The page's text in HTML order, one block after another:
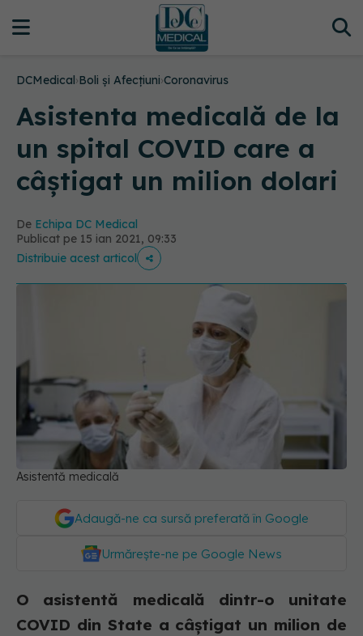
DCMedical›Boli și Afecțiuni›Coronavirus
Asistenta medicală de la
un spital COVID care a
câștigat un milion dolari
De Echipa DC Medical
Publicat pe 15 ian 2021, 09:33
Distribuie acest articol
Asistentă medicală
Adaugă-ne ca sursă preferată în Google
Urmărește-ne pe Google News
O asistentă medicală dintr-o unitate
COVID din State a câștigat un milion de